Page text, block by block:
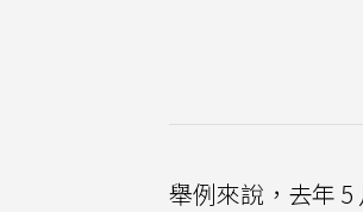
舉例來說，去年